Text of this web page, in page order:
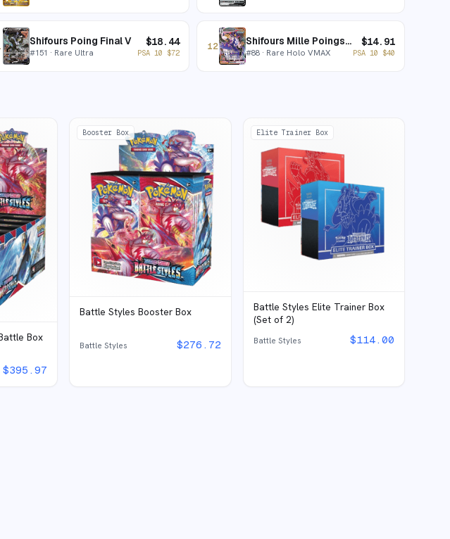
Shifours Poing Final V
#151 · Rare Ultra
$18.44
PSA 10 $72
12 Shifours Mille Poings VMAX
#88· Rare Holo VMAX
$14.91
PSA 10 $40
Box
$395.97
Booster Box
Battle Styles Booster Box
Battle Styles $276.72
Elite Trainer Box
Battle Styles Elite Trainer Box
(Set of 2)
Battle Styles $114.00